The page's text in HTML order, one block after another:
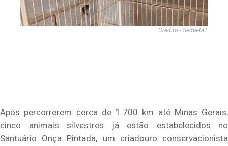
Crédito - Sema-MT
Após percorrerem cerca de 1.700 km até Minas Gerais,
cinco animais silvestres já estão estabelecidos no
Santuário Onça Pintada, um criadouro conservacionista